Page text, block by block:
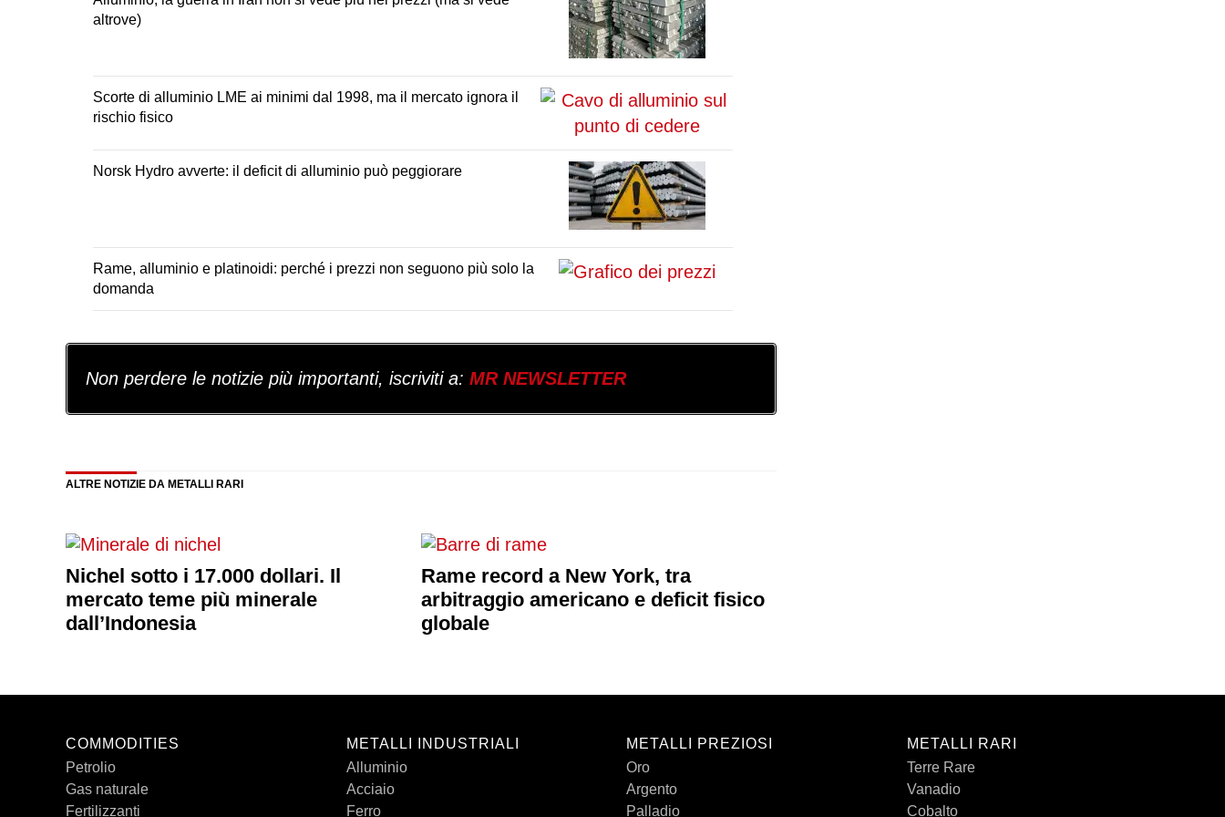
altrove)
Scorte di alluminio LME ai minimi dal 1998, ma il mercato ignora il
rischio fisico
Norsk Hydro avverte: il deficit di alluminio può peggiorare
Rame, alluminio e platinoidi: perché i prezzi non seguono più solo la
domanda
Non perdere le notizie più importanti, iscriviti a: MR NEWSLETTER
ALTRE NOTIZIE DA METALLI RARI
Nichel sotto i 17.000 dollari. Il
mercato teme più minerale
dall’Indonesia
Rame record a New York, tra
arbitraggio americano e deficit fisico
globale
COMMODITIES
Petrolio
Gas naturale
Fertilizzanti
METALLI INDUSTRIALI
Alluminio
Acciaio
Ferro
METALLI PREZIOSI
Oro
Argento
Palladio
METALLI RARI
Terre Rare
Vanadio
Cobalto